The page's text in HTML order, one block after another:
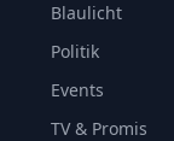
Blaulicht
Politik
Events
TV & Promis